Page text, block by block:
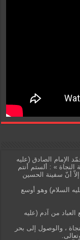
الإمام الصادق (عليه
» : ألستم أنتم
أنّ سفينة الحسين
السلام) وهو أوسع
من آدم (عليه
، والوصول إلى بحر